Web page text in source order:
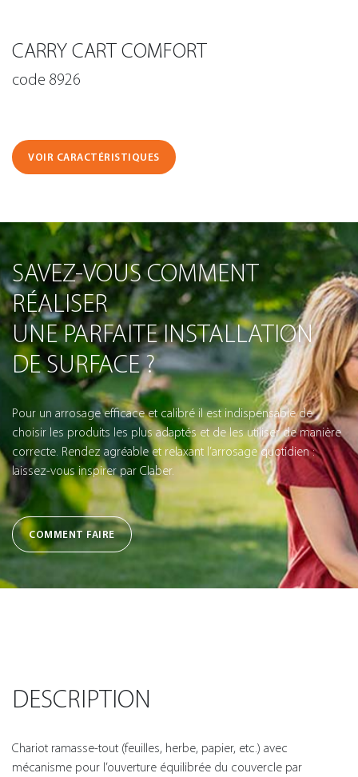
CARRY CART COMFORT
code 8926
VOIR CARACTÉRISTIQUES
SAVEZ-VOUS COMMENT
RÉALISER
UNE PARFAITE INSTALLATION
DE SURFACE ?
Pour un arrosage efficace et calibré il est indispensable de
choisir les produits les plus adaptés et de les utiliser de manière
correcte. Rendez agréable et relaxant l’arrosage quotidien :
laissez-vous inspirer par Claber.
COMMENT FAIRE
DESCRIPTION
Chariot ramasse-tout (feuilles, herbe, papier, etc.) avec
mécanisme pour l’ouverture équilibrée du couvercle par